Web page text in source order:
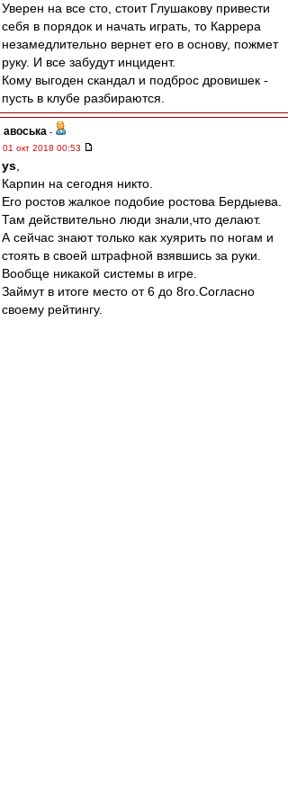
Уверен на все сто, стоит Глушакову привести
себя в порядок и начать играть, то Каррера
незамедлительно вернет его в основу, пожмет
руку. И все забудут инцидент.
Кому выгоден скандал и подброс дровишек -
пусть в клубе разбираются.
авоська -
01 окт 2018 00:53
ys
Карпин на сегодня никто.
Его ростов жалкое подобие ростова Бердыева.
Там действительно люди знали,что делают.
А сейчас знают только как хуярить по ногам и
стоять в своей штрафной взявшись за руки.
Вообще никакой системы в игре.
Займут в итоге место от 6 до 8го.Согласно
своему рейтингу.